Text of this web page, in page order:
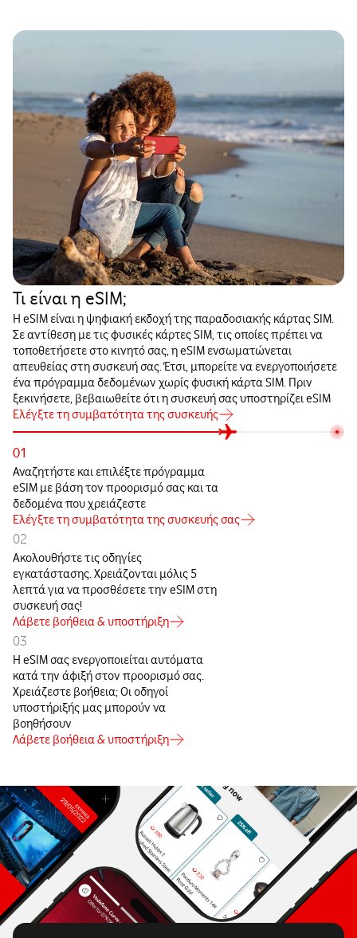
Τι είναι η eSIM;
Η eSIM είναι η ψηφιακή εκδοχή της παραδοσιακής κάρτας SIM.
Σε αντίθεση με τις φυσικές κάρτες SIM, τις οποίες πρέπει να
τοποθετήσετε στο κινητό σας, η eSIM ενσωματώνεται
απευθείας στη συσκευή σας. Έτσι, μπορείτε να ενεργοποιήσετε
ένα πρόγραμμα δεδομένων χωρίς φυσική κάρτα SIM. Πριν
ξεκινήσετε, βεβαιωθείτε ότι η συσκευή σας υποστηρίζει eSIM
Ελέγξτε τη συμβατότητα της συσκευής
01
Αναζητήστε και επιλέξτε πρόγραμμα
eSIM με βάση τον προορισμό σας και τα
δεδομένα που χρειάζεστε
Ελέγξτε τη συμβατότητα της συσκευής σας
02
Ακολουθήστε τις οδηγίες
εγκατάστασης. Χρειάζονται μόλις 5
λεπτά για να προσθέσετε την eSIM στη
συσκευή σας!
Λάβετε βοήθεια & υποστήριξη
03
Η eSIM σας ενεργοποιείται αυτόματα
κατά την άφιξή στον προορισμό σας.
Χρειάζεστε βοήθεια; Οι οδηγοί
υποστήριξής μας μπορούν να
βοηθήσουν
Λάβετε βοήθεια & υποστήριξη